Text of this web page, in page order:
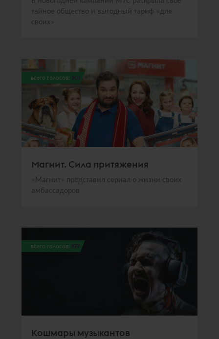
тайное общество и выгодный тариф «для
своих»
всего голосов: 301
Магнит. Сила притяжения
«Магнит» представил сериал о жизни своих
амбассадоров
всего голосов: 277
Кошмары музыкантов